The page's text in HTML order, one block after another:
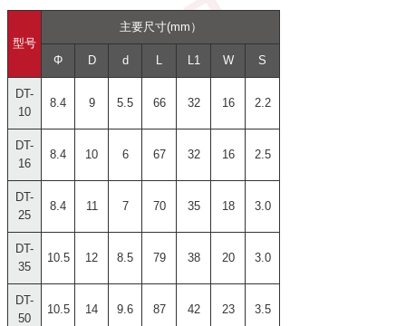
型号
主要尺寸(mm）
Φ D d L L1 W S
DT-
10
8.4 9 5.5 66 32 16 2.2
DT-
16
8.4 10 6 67 32 16 2.5
DT-
25
8.4 11 7 70 35 18 3.0
DT-
35
10.5 12 8.5 79 38 20 3.0
DT-
50
10.5 14 9.6 87 42 23 3.5